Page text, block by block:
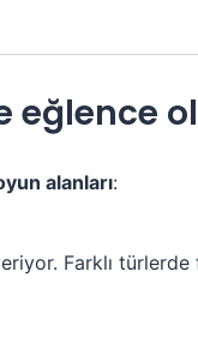
eğlence
alanları:
Farklı